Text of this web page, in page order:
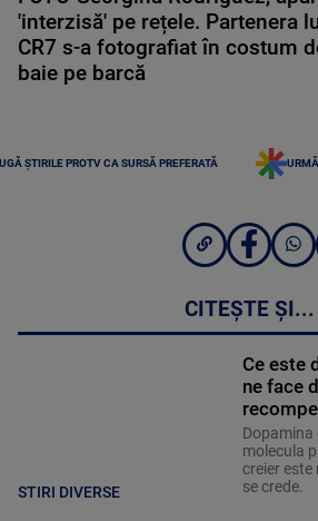
'interzisă' pe rețele. Partenera
CR7 s-a fotografiat în costum
baie pe barcă
ȘTIRILE PROTV CA SURSĂ PREFERATĂ
CITEȘTE ȘI...
STIRI DIVERSE
Ce este
ne face
Dopamina
molecula
creier este
se crede.